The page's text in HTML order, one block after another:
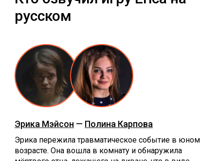
русском
Эрика Мэйсон — Полина Карпова
Эрика пережила травматическое событие в юном
возрасте. Она вошла в комнату и обнаружила